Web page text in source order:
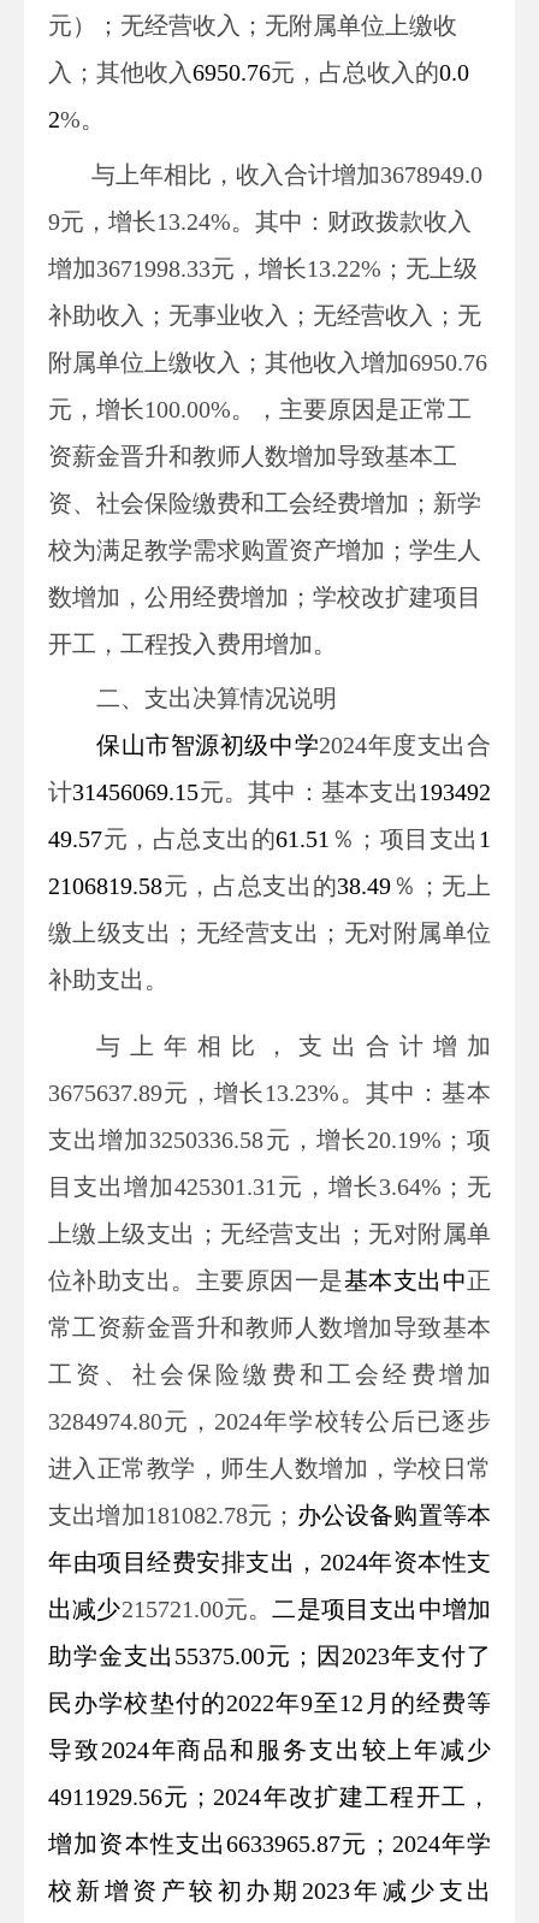
元） ； 无经营收入； 无附属单位 上缴收
入；其他收入6950.76元 ，占总收入的0.0
2%。
与上年相比， 收入合计增加3678949.0
9元，增长13.24%。其中： 财政拨款收入
增加3671998.33元，增长13.22% ； 无 上级
补助收入 ； 无事业收入； 无经营收入； 无
附属单位上缴收入；其他收入增加6950.76
元，增长100.00%。 ，主要原因是正常工
资薪金晋升和教师人数增加导致基本工
资、 社会保险缴费和工会经费增加； 新学
校为满足教学需求购置资产增加；学生人
数增加，公用经费增加；学校改扩建项目
开工，工程投入费用增加。
二、支出决算情况说明
保山市智源初级中学2024年度支出合
计31456069.15元。其中： 基本支出193492
49.57元 ，占总支出的61.51 ％；项目支出 1
2106819.58元 ，占总支出的38.49 ％； 无 上
缴上级支出； 无经营支出； 无对附属单位
补助支出。
与上年 相比，支出 合计 增加
3675637.89元，增长13.23%。其中： 基本
支出增加3250336.58元，增长20.19% ；项
目支出增加425301.31 元，增长3.64% ； 无
上缴上级支出； 无经营支出； 无对附属单
位补助支出。 主要原因 一是基本支出 中正
常工资薪金晋升和教师人数增加导致基本
工资 、 社会保险缴费和工会经费增加
3284974.80元 ， 2024年学校转公后已逐步
进入正常教学，师生人数增加，学校日常
支出增加181082.78元 ； 办公设备购置等本
年由项目经费安排支出，2024年资本性支
出减少215721.00元。二是项目支出 中增加
助学金支出 55375.00元 ； 因2023年支付了
民办学校垫付的2022年9至12月的经费等
导致2024年商品和服务支出较上年减少
4911929.56元 ； 2024年改扩建工程开工，
增加资本性支出6633965.87元；2024年学
校新增资产较初办期2023年减少支出